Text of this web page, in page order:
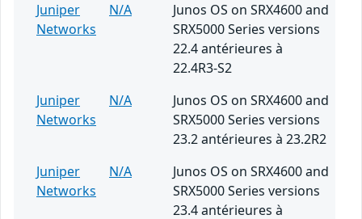
Juniper
Networks
N/A
Junos OS on SRX4600 and
SRX5000 Series versions
22.4 antérieures à
22.4R3-S2
Juniper
Networks
N/A
Junos OS on SRX4600 and
SRX5000 Series versions
23.2 antérieures à 23.2R2
Juniper
Networks
N/A
Junos OS on SRX4600 and
SRX5000 Series versions
23.4 antérieures à